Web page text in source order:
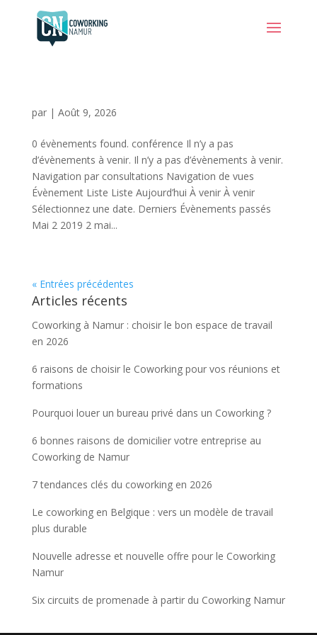
par | Août 9, 2026
0 évènements found. conférence Il n’y a pas
d’évènements à venir. Il n’y a pas d’évènements à venir.
Navigation par consultations Navigation de vues
Évènement Liste Liste Aujourd’hui À venir À venir
Sélectionnez une date. Derniers Évènements passés
Mai 2 2019 2 mai...
« Entrées précédentes
Articles récents
Coworking à Namur : choisir le bon espace de travail
en 2026
6 raisons de choisir le Coworking pour vos réunions et
formations
Pourquoi louer un bureau privé dans un Coworking ?
6 bonnes raisons de domicilier votre entreprise au
Coworking de Namur
7 tendances clés du coworking en 2026
Le coworking en Belgique : vers un modèle de travail
plus durable
Nouvelle adresse et nouvelle offre pour le Coworking
Namur
Six circuits de promenade à partir du Coworking Namur